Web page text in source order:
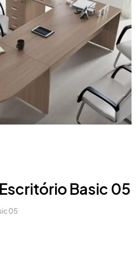
Basic 05
05